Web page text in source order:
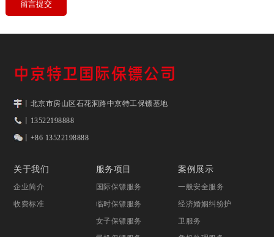
丨北京市房山区石花洞路中京特工保镖基地
丨13522198888
丨+86 13522198888
关于我们
企业简介
收费标准
服务项目
国际保镖服务
临时保镖服务
女子保镖服务
案例展示
一般安全服务
经济婚姻纠纷护
卫服务